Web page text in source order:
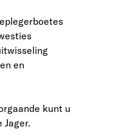
en
kunt u
Jager.